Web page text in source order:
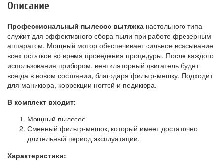
Описание
Профессиональный пылесос вытяжка настольного типа
служит для эффективного сбора пыли при работе фрезерным
аппаратом. Мощный мотор обеспечивает сильное всасывание
всех остатков во время проведения процедуры. После каждого
использования прибором, вентиляторный двигатель будет
всегда в новом состоянии, благодаря фильтр-мешку. Подходит
для маникюра, коррекции ногтей и педикюра.
В комплект входит:
Мощный пылесос.
Сменный фильтр-мешок, который имеет достаточно
длительный период эксплуатации.
Характеристики: